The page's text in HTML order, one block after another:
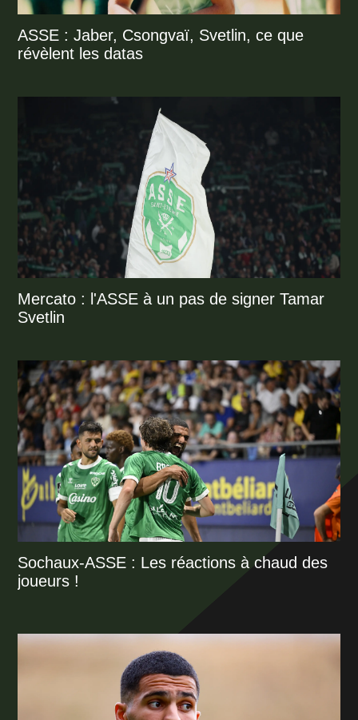
ASSE : Jaber, Csongvaï, Svetlin, ce que
révèlent les datas
Mercato : l'ASSE à un pas de signer Tamar
Svetlin
Sochaux-ASSE : Les réactions à chaud des
joueurs !